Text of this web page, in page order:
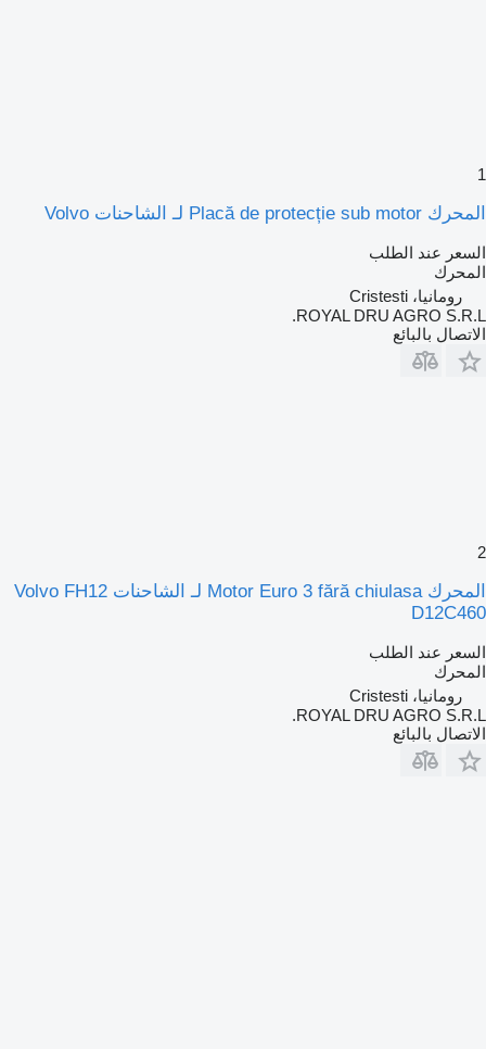
1
المحرك Placă de protecție sub motor لـ الشاحنات Volvo
السعر عند الطلب
المحرك
رومانيا، Cristesti
ROYAL DRU AGRO S.R.L.
الاتصال بالبائع
2
المحرك Motor Euro 3 fără chiulasa لـ الشاحنات Volvo FH12
D12C460
السعر عند الطلب
المحرك
رومانيا، Cristesti
ROYAL DRU AGRO S.R.L.
الاتصال بالبائع